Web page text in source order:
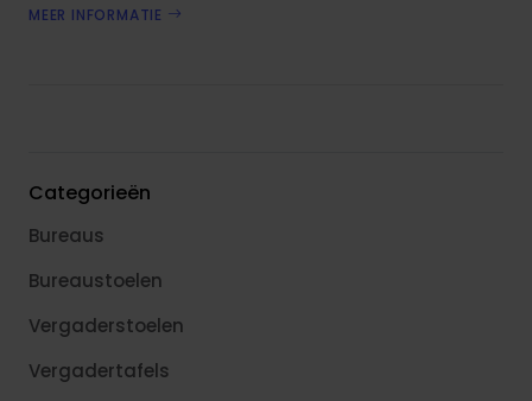
MEER INFORMATIE
Categorieën
Bureaus
Bureaustoelen
Vergaderstoelen
Vergadertafels